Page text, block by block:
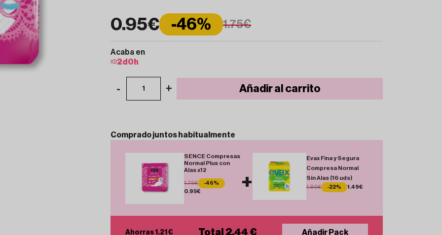
0.95€ -46% 1.75€
Acaba en
2d 0 h
- 1 + Añadir al carrito
Compradojuntos habitualmente
SENCE Compresas
Normal Plus con
Alas x12
1.75€
-46%
0.95€
+
Evax Fina y Segura
Compresa Normal
Sin Alas (16 uds)
1.90€ -22% 1.49€
Ahorras 1.21 € Total 2.44 € Añadir Pack